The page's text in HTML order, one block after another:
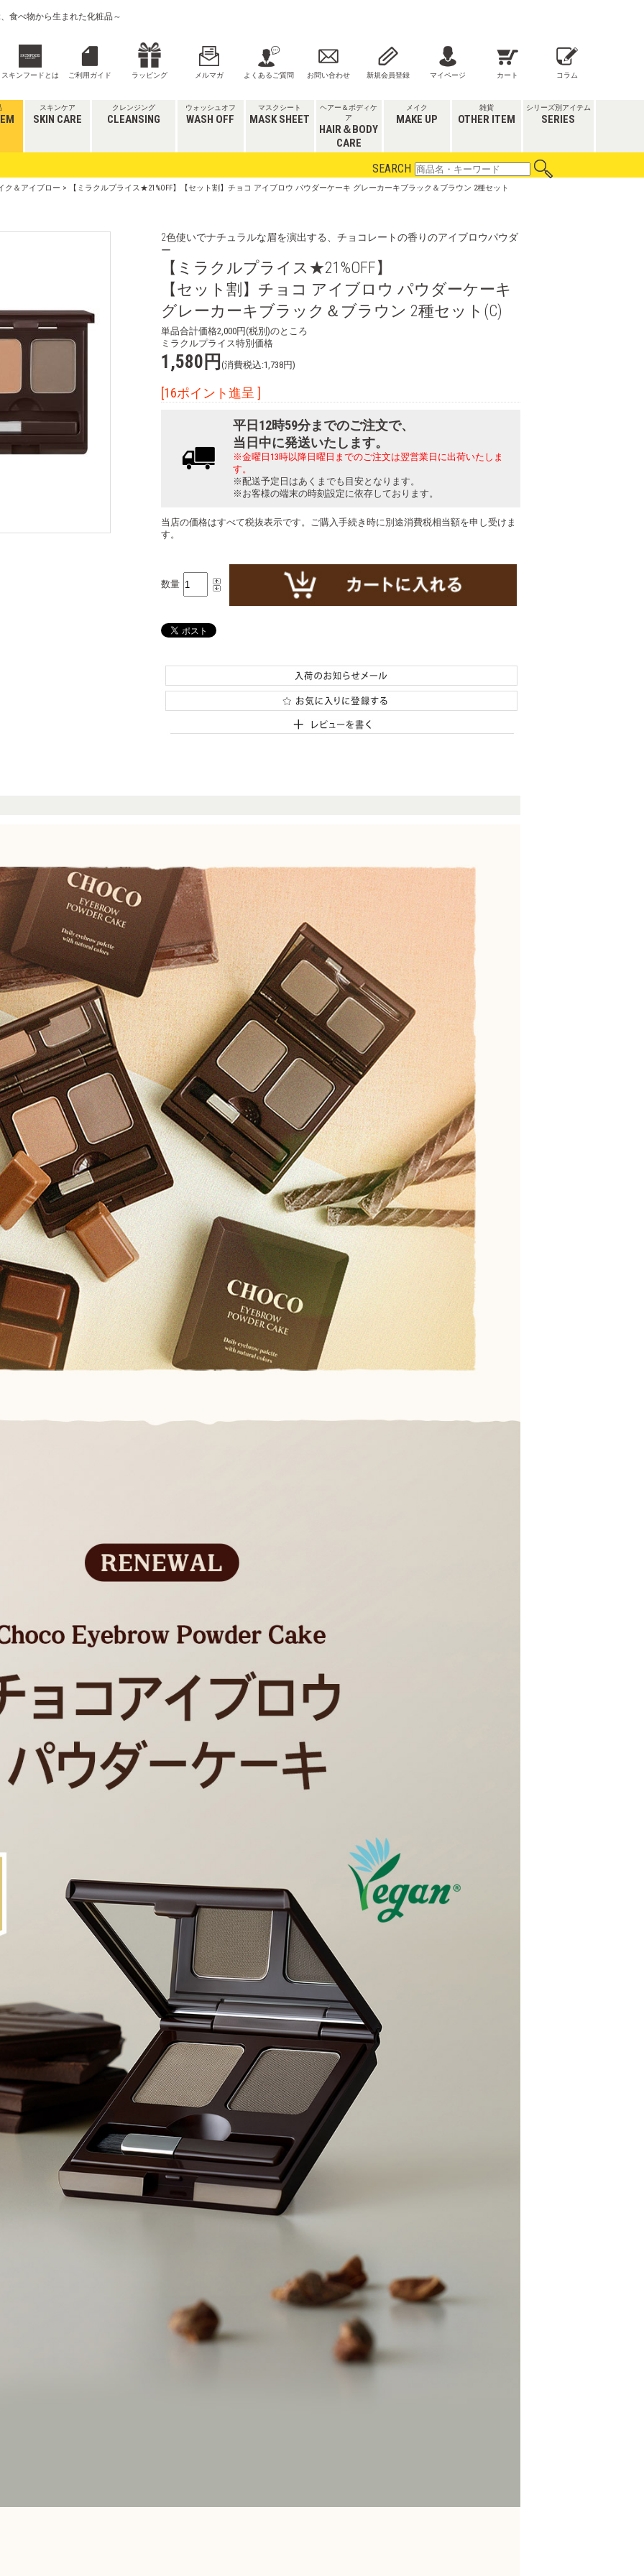
食べ物から生まれた化粧品～
スキンフードとは ご利用ガイド ラッピング メルマガ よくあるご質問 お問い合わせ 新規会員登録 マイページ カート コラム
スキンケア
SKIN CARE
クレンジング
CLEANSING
ウォッシュオフ
WASH OFF
マスクシート
MASK SHEET
ヘアー＆ボディケ
ア
HAIR＆BODY
CARE
メイク
MAKE UP
雑貨
OTHER ITEM
シリーズ別アイテム
SERIES
SEARCH
ク＆アイブロー > 【ミラクルプライス★21%OFF】【セット割】チョコ アイブロウ パウダーケーキ グレーカーキブラック＆ブラウン 2種セット
2色使いでナチュラルな眉を演出する、チョコレートの香りのアイブロウパウダ
ー
【ミラクルプライス★21%OFF】
【セット割】チョコ アイブロウ パウダーケーキ
グレーカーキブラック＆ブラウン 2種セット(C)
単品合計価格2,000円(税別)のところ
ミラクルプライス特別価格
1,580円 (消費税込:1,738円)
[16ポイント進呈 ]
平日12時59分までのご注文で、
当日中に発送いたします。
※金曜日13時以降日曜日までのご注文は翌営業日に出荷いたしま
す。
※配送予定日はあくまでも目安となります。
※お客様の端末の時刻設定に依存しております。
当店の価格はすべて税抜表示です。ご購入手続き時に別途消費税相当額を申し受けま
す。
数量